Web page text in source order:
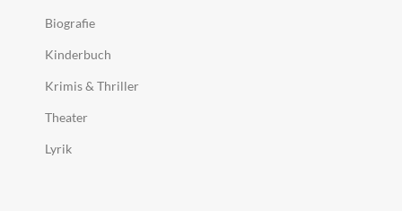
Biografie
Kinderbuch
Krimis & Thriller
Theater
Lyrik